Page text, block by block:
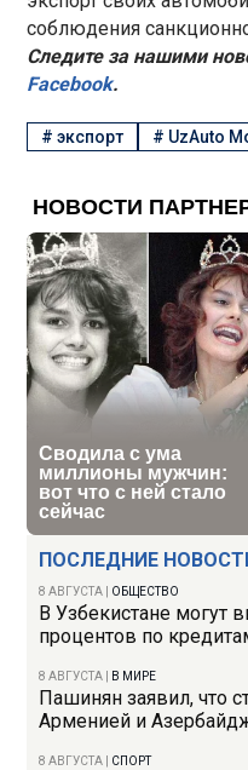
ПОСЛЕДНИЕ
8 АВГУСТА ОБЩЕСТВО
В Узбекистане могут
процентов по
8 АВГУСТА В МИРЕ
Пашинян заявил, что
Арменией и
8 АВГУСТА СПОРТ
соблюдения
Следите за нашими
Facebook.
#экспорт # UzAuto